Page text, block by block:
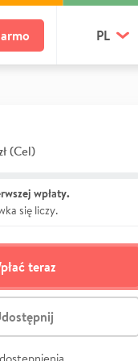
PL
(Cel)
wpłaty.
się liczy.
teraz